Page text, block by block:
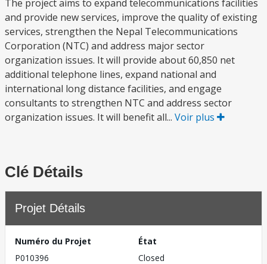
The project aims to expand telecommunications facilities
and provide new services, improve the quality of existing
services, strengthen the Nepal Telecommunications
Corporation (NTC) and address major sector
organization issues. It will provide about 60,850 net
additional telephone lines, expand national and
international long distance facilities, and engage
consultants to strengthen NTC and address sector
organization issues. It will benefit all... Voir plus
Clé Détails
Projet Détails
Numéro du Projet
P010396
État
Closed